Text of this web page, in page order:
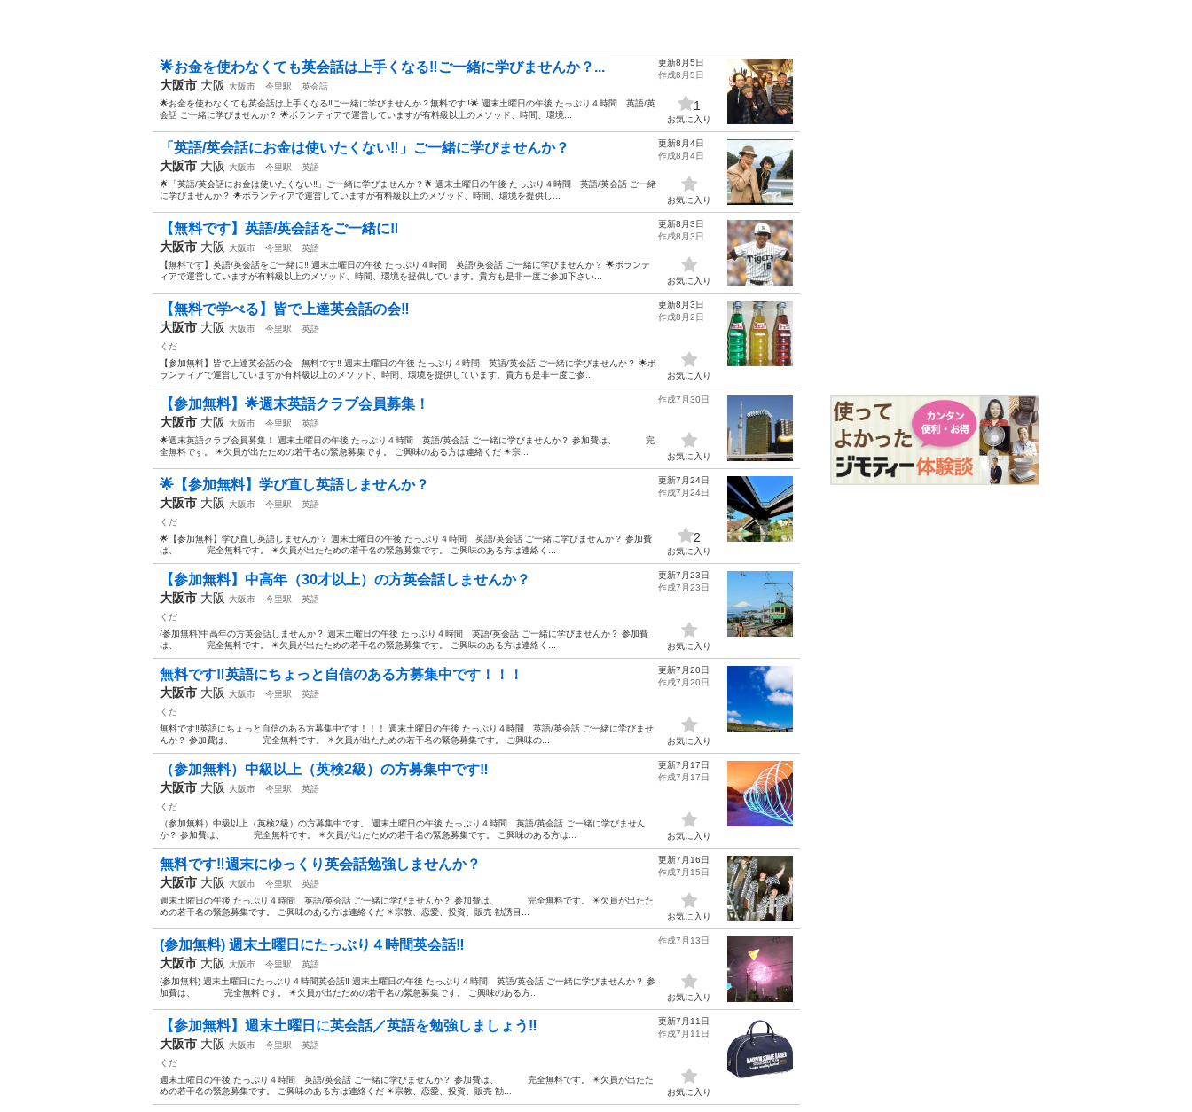
🌟お金を使わなくても英会話は上手くなる‼️ご一緒に学びませんか？...
大阪市 大阪 大阪市 今里駅
英会話
🌟お金を使わなくても英会話は上手くなる‼️ご一緒に学びませんか？無料です‼️🌟 週末土曜日の午後 たっぷり４時間 英語/英
会話 ご一緒に学びませんか？ 🌟ボランティアで運営していますが有料級以上のメソッド、時間、環境...
更新8月5日
作成8月5日
1
お気に入り
「英語/英会話にお金は使いたくない‼️」ご一緒に学びませんか？
大阪市 大阪 大阪市 今里駅
英語
🌟「英語/英会話にお金は使いたくない‼️」ご一緒に学びませんか？🌟 週末土曜日の午後 たっぷり４時間 英語/英会話 ご一緒
に学びませんか？ 🌟ボランティアで運営していますが有料級以上のメソッド、時間、環境を提供し...
更新8月4日
作成8月4日
お気に入り
【無料です】英語/英会話をご一緒に‼️
大阪市 大阪 大阪市 今里駅
英語
【無料です】英語/英会話をご一緒に‼️ 週末土曜日の午後 たっぷり４時間 英語/英会話 ご一緒に学びませんか？ 🌟ボランテ
ィアで運営していますが有料級以上のメソッド、時間、環境を提供しています。貴方も是非一度ご参加下さい...
更新8月3日
作成8月3日
お気に入り
【無料で学べる】皆で上達英会話の会‼️
大阪市 大阪 大阪市 今里駅
英語
くだ
【参加無料】皆で上達英会話の会 無料です‼️ 週末土曜日の午後 たっぷり４時間 英語/英会話 ご一緒に学びませんか？ 🌟ボ
ランティアで運営していますが有料級以上のメソッド、時間、環境を提供しています。貴方も是非一度ご参...
更新8月3日
作成8月2日
お気に入り
【参加無料】🌟週末英語クラブ会員募集！
大阪市 大阪 大阪市 今里駅
英語
🌟週末英語クラブ会員募集！ 週末土曜日の午後 たっぷり４時間 英語/英会話 ご一緒に学びませんか？ 参加費は、 完
全無料です。 ✴️欠員が出たための若干名の緊急募集です。 ご興味のある方は連絡くだ ✴️宗...
作成7月30日
お気に入り
🌟【参加無料】学び直し英語しませんか？
大阪市 大阪 大阪市 今里駅
英語
くだ
🌟【参加無料】学び直し英語しませんか？ 週末土曜日の午後 たっぷり４時間 英語/英会話 ご一緒に学びませんか？ 参加費
は、 完全無料です。 ✴️欠員が出たための若干名の緊急募集です。 ご興味のある方は連絡く...
更新7月24日
作成7月24日
2
お気に入り
【参加無料】中高年（30才以上）の方英会話しませんか？
大阪市 大阪 大阪市 今里駅
英語
くだ
(参加無料)中高年の方英会話しませんか？ 週末土曜日の午後 たっぷり４時間 英語/英会話 ご一緒に学びませんか？ 参加費
は、 完全無料です。 ✴️欠員が出たための若干名の緊急募集です。 ご興味のある方は連絡く...
更新7月23日
作成7月23日
お気に入り
無料です‼️英語にちょっと自信のある方募集中です！！！
大阪市 大阪 大阪市 今里駅
英語
くだ
無料です‼️英語にちょっと自信のある方募集中です！！！ 週末土曜日の午後 たっぷり４時間 英語/英会話 ご一緒に学びませ
んか？ 参加費は、 完全無料です。 ✴️欠員が出たための若干名の緊急募集です。 ご興味の...
更新7月20日
作成7月20日
お気に入り
（参加無料）中級以上（英検2級）の方募集中です‼️
大阪市 大阪 大阪市 今里駅
英語
くだ
（参加無料）中級以上（英検2級）の方募集中です。 週末土曜日の午後 たっぷり４時間 英語/英会話 ご一緒に学びません
か？ 参加費は、 完全無料です。 ✴️欠員が出たための若干名の緊急募集です。 ご興味のある方は...
更新7月17日
作成7月17日
お気に入り
無料です‼️週末にゆっくり英会話勉強しませんか？
大阪市 大阪 大阪市 今里駅
英語
週末土曜日の午後 たっぷり４時間 英語/英会話 ご一緒に学びませんか？ 参加費は、 完全無料です。 ✴️欠員が出たた
めの若干名の緊急募集です。 ご興味のある方は連絡くだ ✴️宗教、恋愛、投資、販売 勧誘目...
更新7月16日
作成7月15日
お気に入り
(参加無料) 週末土曜日にたっぶり４時間英会話‼️
大阪市 大阪 大阪市 今里駅
英語
(参加無料) 週末土曜日にたっぶり４時間英会話‼️ 週末土曜日の午後 たっぷり４時間 英語/英会話 ご一緒に学びませんか？ 参
加費は、 完全無料です。 ✴️欠員が出たための若干名の緊急募集です。 ご興味のある方...
作成7月13日
お気に入り
【参加無料】週末土曜日に英会話／英語を勉強しましょう‼️
大阪市 大阪 大阪市 今里駅
英語
くだ
週末土曜日の午後 たっぷり４時間 英語/英会話 ご一緒に学びませんか？ 参加費は、 完全無料です。 ✴️欠員が出たた
めの若干名の緊急募集です。 ご興味のある方は連絡くだ ✴️宗教、恋愛、投資、販売 勧...
更新7月11日
作成7月11日
お気に入り